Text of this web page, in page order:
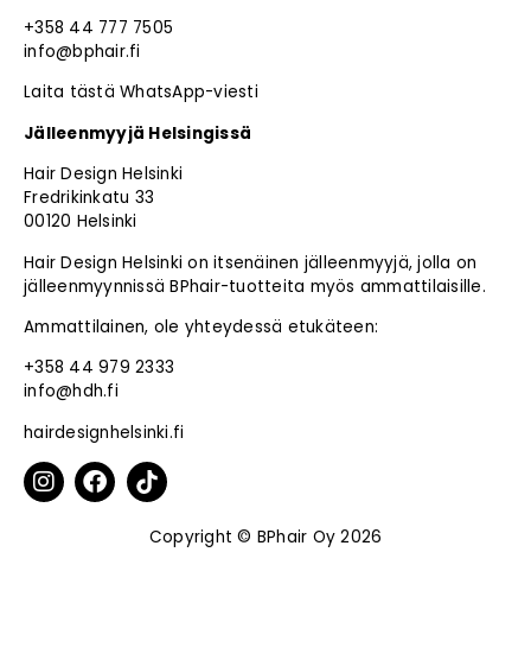
+358 44 777 7505
info@bphair.fi
Laita tästä WhatsApp-viesti
Jälleenmyyjä Helsingissä
Hair Design Helsinki
Fredrikinkatu 33
00120 Helsinki
Hair Design Helsinki on itsenäinen jälleenmyyjä, jolla on
jälleenmyynnissä BPhair-tuotteita myös ammattilaisille.
Ammattilainen, ole yhteydessä etukäteen:
+358 44 979 2333
info@hdh.fi
hairdesignhelsinki.fi
Copyright © BPhair Oy 2026